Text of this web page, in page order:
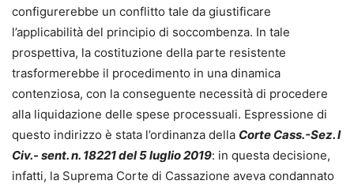
configurerebbe un conflitto tale da giustificare
l’applicabilità del principio di soccombenza. In tale
prospettiva, la costituzione della parte resistente
trasformerebbe il procedimento in una dinamica
contenziosa, con la conseguente necessità di procedere
alla liquidazione delle spese processuali. Espressione di
questo indirizzo è stata l’ordinanza della Corte Cass.-Sez. I
Civ.- sent. n. 18221 del 5 luglio 2019: in questa decisione,
infatti, la Suprema Corte di Cassazione aveva condannato